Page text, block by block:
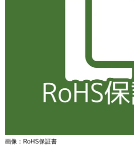
画像：RoHS保証書